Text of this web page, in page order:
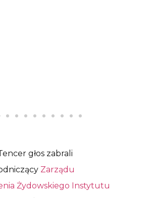
głos zabrali
Zarządu
Żydowskiego Instytutu